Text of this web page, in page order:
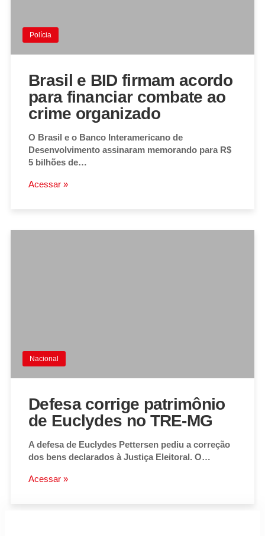
Polícia
Brasil e BID firmam acordo
para financiar combate ao
crime organizado
O Brasil e o Banco Interamericano de
Desenvolvimento assinaram memorando para R$
5 bilhões de…
Acessar »
Nacional
Defesa corrige patrimônio
de Euclydes no TRE-MG
A defesa de Euclydes Pettersen pediu a correção
dos bens declarados à Justiça Eleitoral. O…
Acessar »